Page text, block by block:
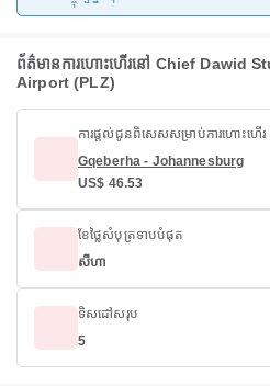
ព័ត៌មានការហោះហើរ​នៅ Chief Dawid
Airport (PLZ)
ការផ្តល់ជូនពិសេសសម្រាប់ការហោះហើរ
Gqeberha - Johannesburg
US$ 46.53
ខែថ្លៃសំបុត្រទាបបំផុត
សីហា
ទិសដៅសរុប
5